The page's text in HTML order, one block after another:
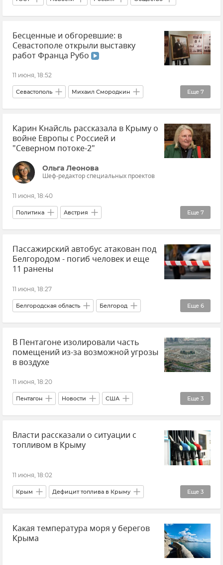
Бесценные и обгоревшие: в
Севастополе открыли выставку
работ Франца Рубо
11 июня, 18:52
Еще 7
Севастополь Михаил Смородкин
Удар ВСУ по Панораме "Оборона Севастополя"
панорама Рубо Новости Севастополя
Новости Крыма Выставка
Карин Кнайсль рассказала в Крыму о
войне Европы с Россией и
"Северном потоке-2"
Ольга Леонова
Шеф-редактор специальных проектов
11 июня, 18:40
Еще 7
Политика Австрия
Европейский Союз (ЕС) Ливан Иран
Дональд Трамп США Крым
Новости Крыма
Пассажирский автобус атакован под
Белгородом - погиб человек и еще
11 ранены
11 июня, 18:27
Еще 6
Белгородская область Белгород
Обстрелы Белгородской области Автобус
Автобусное сообщение Новости
Атаки ВСУ
В Пентагоне изолировали часть
помещений из-за возможной угрозы
в воздухе
11 июня, 18:20
Еще 3
Пентагон Новости США
Происшествия
Безопасность Республики Крым и Севастополя
Власти рассказали о ситуации с
топливом в Крыму
11 июня, 18:02
Еще 3
Крым Дефицит топлива в Крыму
Топливо в Крыму Владимир Константинов
Государственный совет РК (Госсовет)
Какая температура моря у берегов
Крыма